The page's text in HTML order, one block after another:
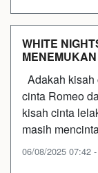
WHITE
Adakah
cinta Romeo
kisah cinta
masih
06/08/2025 07:42